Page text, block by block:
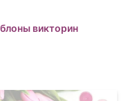
викторин